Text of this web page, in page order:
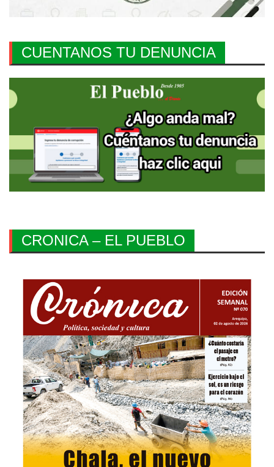
CUENTANOS TU DENUNCIA
CRONICA – EL PUEBLO